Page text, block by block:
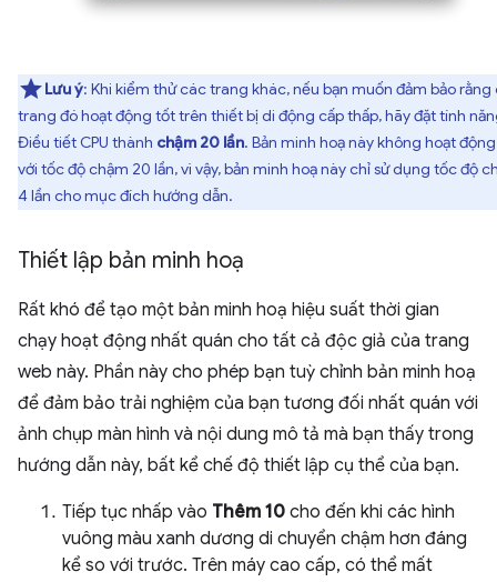
Lưu ý: Khi kiểm thử các trang khác, nếu bạn muốn đảm bảo rằng
trang đó hoạt động tốt trên thiết bị di động cấp thấp, hãy đặt tính
Điều tiết CPU thành chậm 20 lần. Bản minh hoạ này không hoạt
với tốc độ chậm 20 lần, vì vậy, bản minh hoạ này chỉ sử dụng tốc độ
4 lần cho mục đích hướng dẫn.
Thiết lập bản minh hoạ
Rất khó để tạo một bản minh hoạ hiệu suất thời gian
chạy hoạt động nhất quán cho tất cả độc giả của trang
web này. Phần này cho phép bạn tuỳ chỉnh bản minh hoạ
để đảm bảo trải nghiệm của bạn tương đối nhất quán với
ảnh chụp màn hình và nội dung mô tả mà bạn thấy trong
hướng dẫn này, bất kể chế độ thiết lập cụ thể của bạn.
Tiếp tục nhấp vào Thêm 10 cho đến khi các hình
vuông màu xanh dương di chuyển chậm hơn đáng
kể so với trước. Trên máy cao cấp, có thể mất